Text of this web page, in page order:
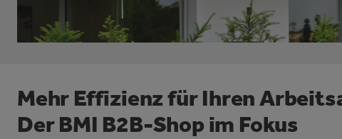
Mehr Effizienz für Ihren
Der BMI B2B-Shop im Fokus